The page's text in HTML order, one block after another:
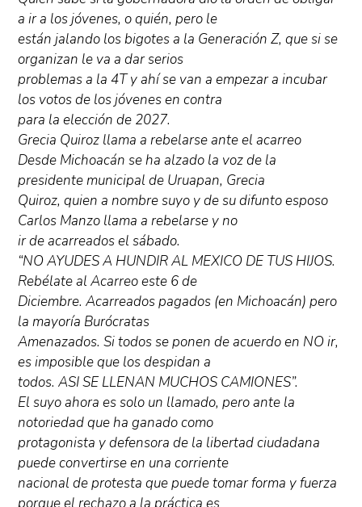
a ir a los jóvenes, o quién, pero le
están jalando los bigotes a la Generación Z, que si se
organizan le va a dar serios
problemas a la 4T y ahí se van a empezar a incubar
los votos de los jóvenes en contra
para la elección de 2027.
Grecia Quiroz llama a rebelarse ante el acarreo
Desde Michoacán se ha alzado la voz de la
presidente municipal de Uruapan, Grecia
Quiroz, quien a nombre suyo y de su difunto esposo
Carlos Manzo llama a rebelarse y no
ir de acarreados el sábado.
“NO AYUDES A HUNDIR AL MEXICO DE TUS HIJOS.
Rebélate al Acarreo este 6 de
Diciembre. Acarreados pagados (en Michoacán) pero
la mayoría Burócratas
Amenazados. Si todos se ponen de acuerdo en NO ir,
es imposible que los despidan a
todos. ASI SE LLENAN MUCHOS CAMIONES”.
El suyo ahora es solo un llamado, pero ante la
notoriedad que ha ganado como
protagonista y defensora de la libertad ciudadana
puede convertirse en una corriente
nacional de protesta que puede tomar forma y fuerza